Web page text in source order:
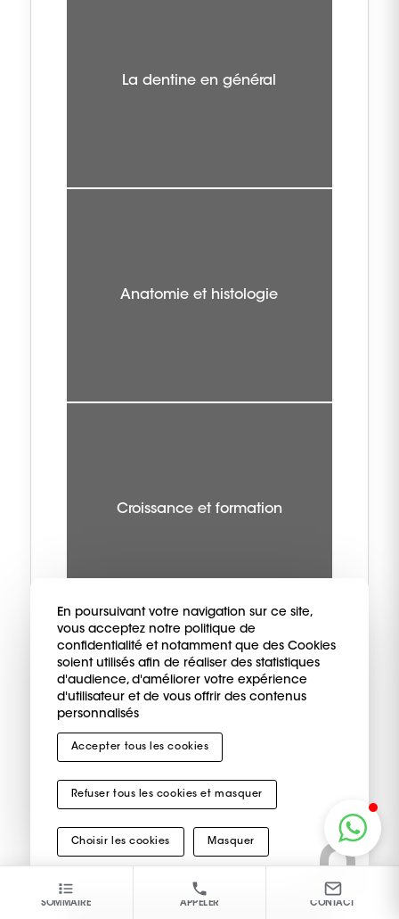
La dentine en général
Anatomie et histologie
Croissance et formation
En poursuivant votre navigation sur ce site,
vous acceptez notre politique de
confidentialité et notamment que des Cookies
soient utilisés afin de réaliser des statistiques
d'audience, d'améliorer votre expérience
d'utilisateur et de vous offrir des contenus
personnalisés
Accepter tous les cookies
Refuser tous les cookies et masquer
Choisir les cookies Masquer
SOMMAIRE APPELER CONTACT